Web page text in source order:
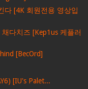
다 [4K 회원전용 영상입
다치즈 [Kep1us 케플러
[BecOrd]
[IU's Palet...